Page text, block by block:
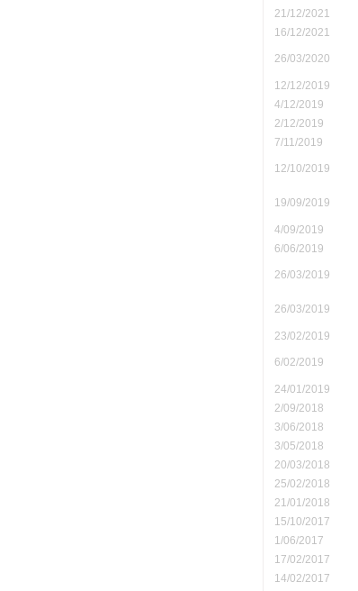
21/12/2021
16/12/2021
26/03/2020
12/12/2019
4/12/2019
2/12/2019
7/11/2019
12/10/2019
19/09/2019
4/09/2019
6/06/2019
26/03/2019
26/03/2019
23/02/2019
6/02/2019
24/01/2019
2/09/2018
3/06/2018
3/05/2018
20/03/2018
25/02/2018
21/01/2018
15/10/2017
1/06/2017
17/02/2017
14/02/2017